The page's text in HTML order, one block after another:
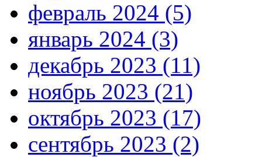
февраль 2024 (5)
январь 2024 (3)
декабрь 2023 (11)
ноябрь 2023 (21)
октябрь 2023 (17)
сентябрь 2023 (2)